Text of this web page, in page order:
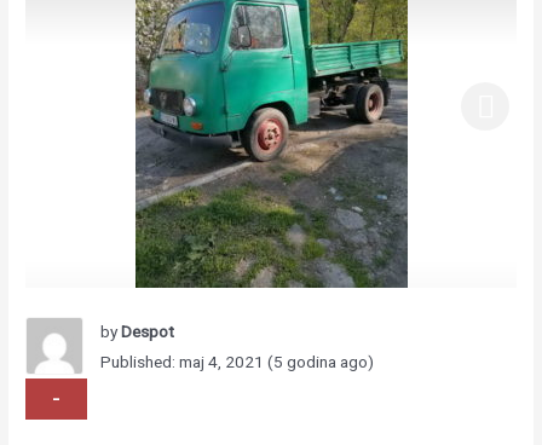
byDespot
Published: maj 4, 2021 (5 godina ago)
-